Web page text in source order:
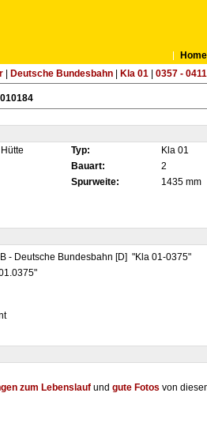
Home
| Deutsche Bundesbahn| Kla 01| 0357 - 0411
Typ: Kla 01
Bauart:
2
Spurweite: 1435 mm
- Deutsche Bundesbahn [D] "Kla 01-0375"
zum Lebenslaufund gute Fotos von